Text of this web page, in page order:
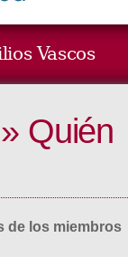
Vascos
Quién
de los miembros